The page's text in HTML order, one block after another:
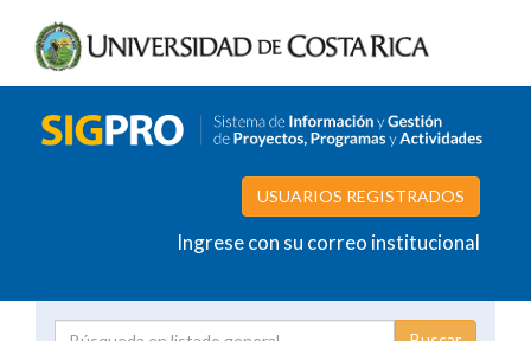
USUARIOS REGISTRADOS
Ingrese con su correo institucional